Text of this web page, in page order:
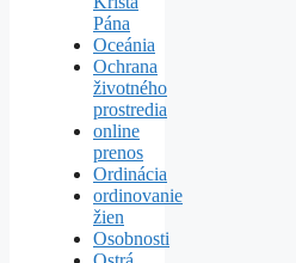
Pána
Oceánia
Ochrana
životného
prostredia
online
prenos
Ordinácia
ordinovanie
žien
Osobnosti